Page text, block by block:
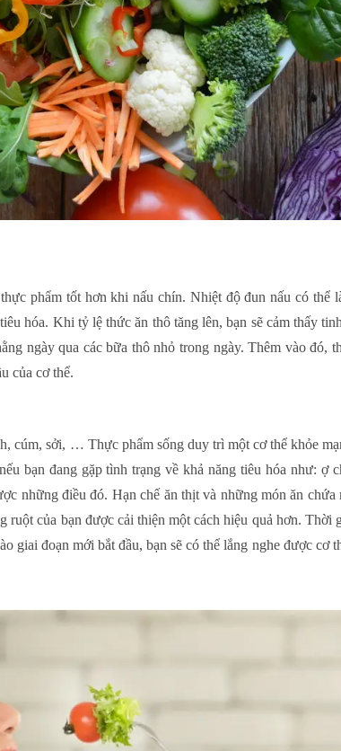
phẩm tốt hơn khi nấu chín. Nhiệt độ đun nấu có thể
hóa. Khi tỷ lệ thức ăn thô tăng lên, bạn sẽ cảm thấy
ngày qua các bữa thô nhỏ trong ngày. Thêm vào đó,
của cơ thể.
cúm, sởi, … Thực phẩm sống duy trì một cơ thể khỏe
bạn đang gặp tình trạng về khả năng tiêu hóa như: ợ
những điều đó. Hạn chế ăn thịt và những món ăn chứa
ruột của bạn được cải thiện một cách hiệu quả hơn. Thời
giai đoạn mới bắt đầu, bạn sẽ có thể lắng nghe được cơ